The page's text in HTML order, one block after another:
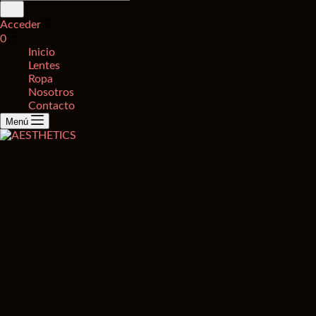
de
productos
Acceder
Carro
compra
0
Inicio
Lentes
Ropa
Nosotros
Contacto
Menú